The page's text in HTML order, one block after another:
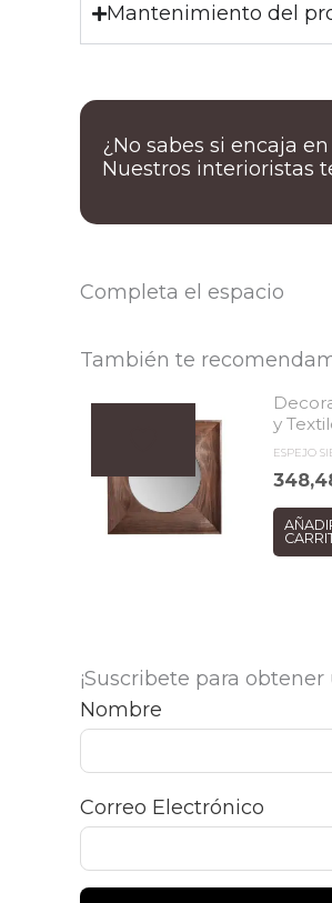
Mantenimiento del
¿No sabes si encaja
Nuestros interioristas
Completa el espacio
También te
y
ESPEJO
¡Suscribete para
Nombre
Correo Electrónico